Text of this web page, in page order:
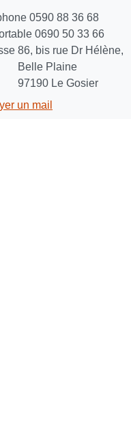
0590 88 36 68
0690 50 33 66
86, bis rue Dr Hélène,
Belle Plaine
97190 Le Gosier
un mail